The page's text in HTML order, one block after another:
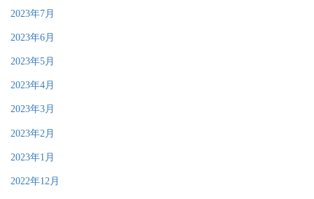
2023年7月
2023年6月
2023年5月
2023年4月
2023年3月
2023年2月
2023年1月
2022年12月